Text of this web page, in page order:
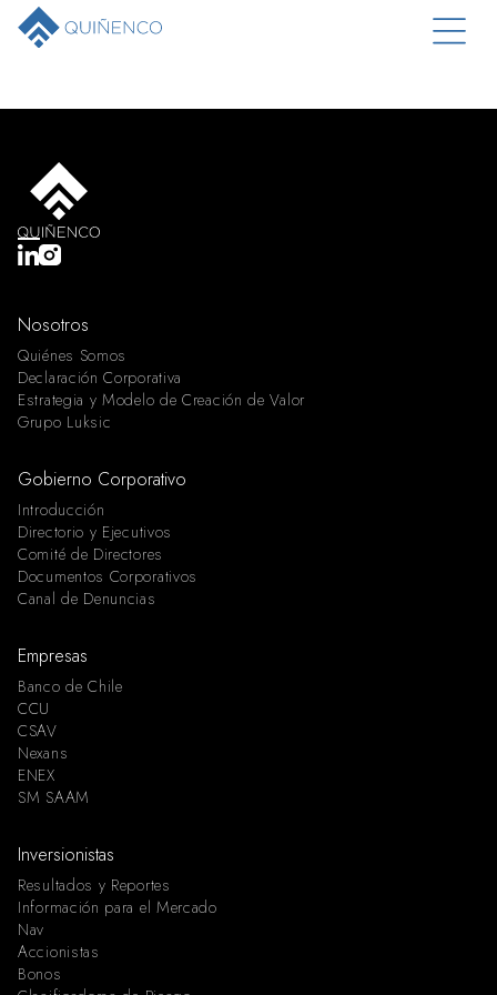
Nosotros
Quiénes Somos
Declaración Corporativa
Estrategia y Modelo de Creación de Valor
Grupo Luksic
Gobierno Corporativo
Introducción
Directorio y Ejecutivos
Comité de Directores
Documentos Corporativos
Canal de Denuncias
Empresas
Banco de Chile
CCU
CSAV
Nexans
ENEX
SM SAAM
Inversionistas
Resultados y Reportes
Información para el Mercado
Nav
Accionistas
Bonos